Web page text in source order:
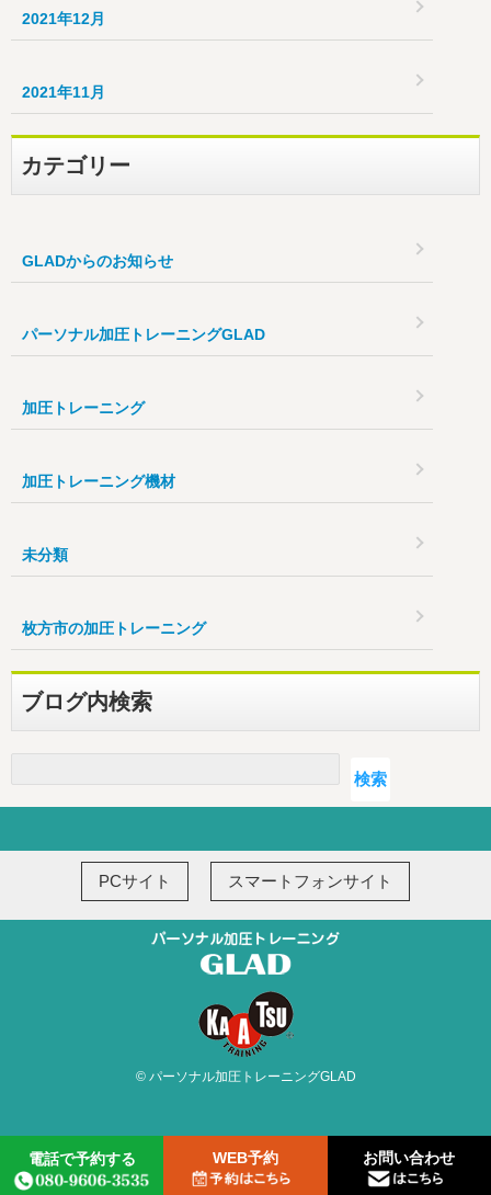
電話で予約する WEB予約 お問い合わせ
2021年12月
2021年11月
カテゴリー
GLADからのお知らせ
パーソナル加圧トレーニングGLAD
加圧トレーニング
加圧トレーニング機材
未分類
枚方市の加圧トレーニング
ブログ内検索
検索
PCサイト スマートフォンサイト
© パーソナル加圧トレーニングGLAD